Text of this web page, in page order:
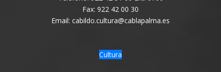
Fax: 922 42 00 30
Email: cabildo.cultura@cablapalma.es
Cultura